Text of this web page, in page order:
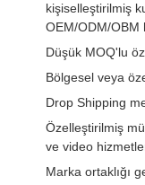
kişiselleştirilmiş
OEM/ODM/OBM
Düşük MOQ'lu
Bölgesel veya
Drop Shipping
Özelleştirilmiş
ve video
Marka ortaklığı